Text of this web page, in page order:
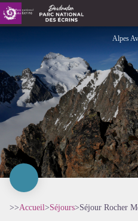
Séjour Rocher Montagne - Glacier
Alpes
>>Accueil>Séjours>Séjour Rocher